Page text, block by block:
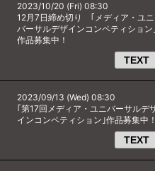
2023/10/20 (Fri) 08:30
12月7日締め切り ｢メディア・ユニ
バーサルデザインコンペティション
作品募集中！
TEXT
2023/09/13 (Wed) 08:30
｢第17回メディア・ユニバーサルデ
インコンペティション｣作品募集中！
TEXT